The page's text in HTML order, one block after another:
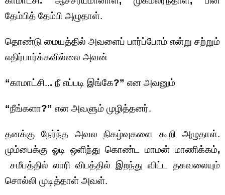
தேம்பித் தேம்பி அழுதாள்.
தொண்டு மையத்தில் அவளைப் பார்ப்போம் என்று சற்றும்
எதிர்பார்க்கவில்லை அவன்
“காமாட்சி... நீ எப்படி இங்கே?” என அவனும்
“நீங்களா?” என அவளும் முழித்தனர்.
தனக்கு நேர்ந்த அவல நிகழ்வுகளை கூறி அழுதாள்.
மும்பைக்கு ஓடி ஒளிந்து கொண்ட மாமன் மாணிக்கம்,
சமீபத்தில் லாரி விபத்தில் இறந்து விட்ட தகவலையும்
சொல்லி முடித்தாள் அவள்.